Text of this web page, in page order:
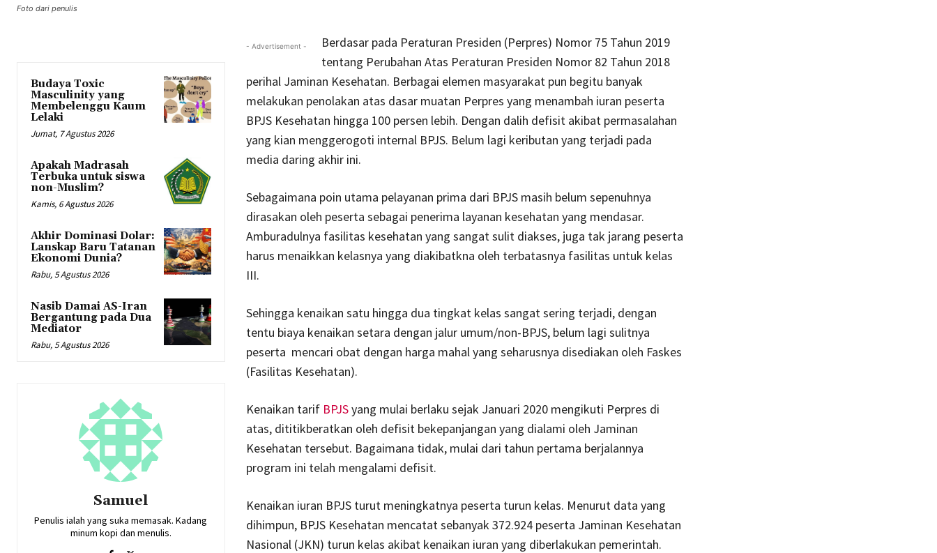
Foto dari penulis
Budaya Toxic
Masculinity yang
Membelenggu Kaum
Lelaki
Jumat, 7 Agustus 2026
Apakah Madrasah
Terbuka untuk siswa
non-Muslim?
Kamis, 6 Agustus 2026
Akhir Dominasi Dolar:
Lanskap Baru Tatanan
Ekonomi Dunia?
Rabu, 5 Agustus 2026
Nasib Damai AS-Iran
Bergantung pada Dua
Mediator
Rabu, 5 Agustus 2026
Samuel
Penulis ialah yang suka memasak. Kadang
minum kopi dan menulis.
- Advertisement -
Berdasar pada Peraturan Presiden (Perpres) Nomor 75 Tahun 2019
tentang Perubahan Atas Peraturan Presiden Nomor 82 Tahun 2018
perihal Jaminan Kesehatan. Berbagai elemen masyarakat pun begitu banyak
melakukan penolakan atas dasar muatan Perpres yang menambah iuran peserta
BPJS Kesehatan hingga 100 persen lebih. Dengan dalih defisit akibat permasalahan
yang kian menggerogoti internal BPJS. Belum lagi keributan yang terjadi pada
media daring akhir ini.
Sebagaimana poin utama pelayanan prima dari BPJS masih belum sepenuhnya
dirasakan oleh peserta sebagai penerima layanan kesehatan yang mendasar.
Amburadulnya fasilitas kesehatan yang sangat sulit diakses, juga tak jarang peserta
harus menaikkan kelasnya yang diakibatkna oleh terbatasnya fasilitas untuk kelas
III.
Sehingga kenaikan satu hingga dua tingkat kelas sangat sering terjadi, dengan
tentu biaya kenaikan setara dengan jalur umum/non-BPJS, belum lagi sulitnya
peserta mencari obat dengan harga mahal yang seharusnya disediakan oleh Faskes
(Fasilitas Kesehatan).
Kenaikan tarif BPJSyang mulai berlaku sejak Januari 2020 mengikuti Perpres di
atas, dititikberatkan oleh defisit bekepanjangan yang dialami oleh Jaminan
Kesehatan tersebut. Bagaimana tidak, mulai dari tahun pertama berjalannya
program ini telah mengalami defisit.
Kenaikan iuran BPJS turut meningkatnya peserta turun kelas. Menurut data yang
dihimpun, BPJS Kesehatan mencatat sebanyak 372.924 peserta Jaminan Kesehatan
Nasional (JKN) turun kelas akibat kenaikan iuran yang diberlakukan pemerintah.